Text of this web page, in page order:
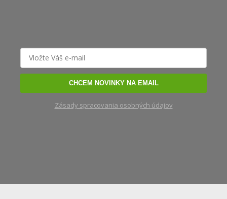
CHCEM NOVINKY NA EMAIL
Zásady spracovania osobných údajov